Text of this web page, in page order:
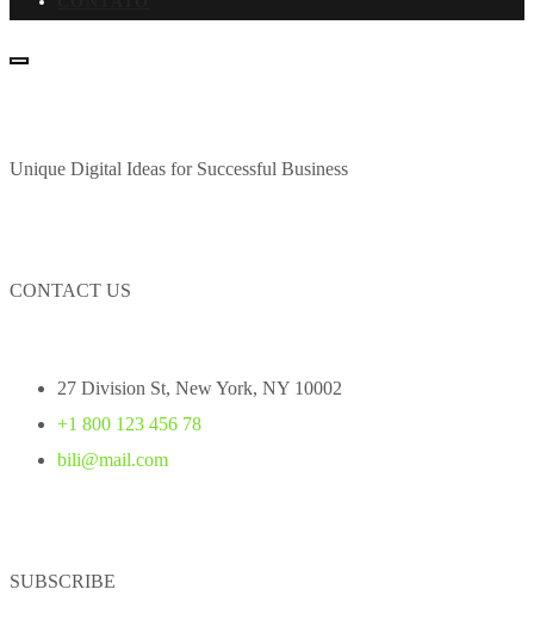
Unique Digital Ideas for Successful Business
CONTACT US
27 Division St, New York, NY 10002
+1 800 123 456 78
bili@mail.com
SUBSCRIBE